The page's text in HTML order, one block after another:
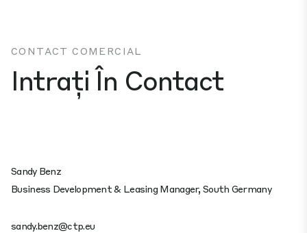
CONTACT COMERCIAL
Intrați În Contact
Sandy Benz
Business Development & Leasing Manager, South Germany
sandy.benz@ctp.eu